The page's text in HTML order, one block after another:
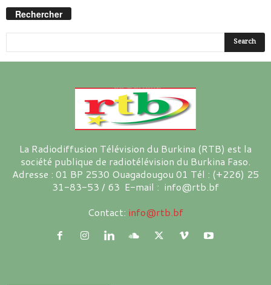
Rechercher
La Radiodiffusion Télévision du Burkina (RTB) est la
société publique de radiotélévision du Burkina Faso.
Adresse : 01 BP 2530 Ouagadougou 01 Tél : (+226) 25
31-83-53 / 63 E-mail : info@rtb.bf
Contact: info@rtb.bf